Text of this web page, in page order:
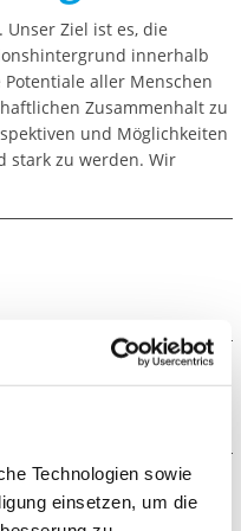
Technologien sowie
einsetzen, um die
Ziel ist es, die
innerhalb
aller Menschen
Zusammenhalt zu
und Möglichkeiten
stark zu werden. Wir